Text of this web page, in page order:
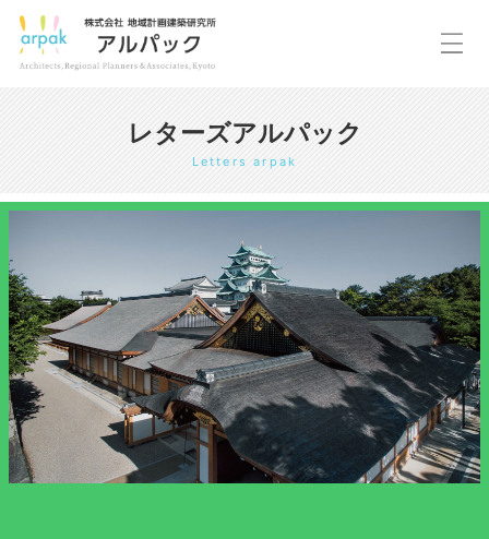
レターズアルパック
Letters arpak